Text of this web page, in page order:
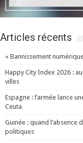
Articles récents
« Bannissement
Happy City Index 2026 :
villes
Espagne : l’armée lance
Ceuta
Guinée : quand l’absence
politiques